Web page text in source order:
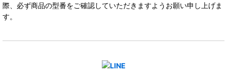
際、必ず商品の型番をご確認していただきますようお願い申し上げま
す。